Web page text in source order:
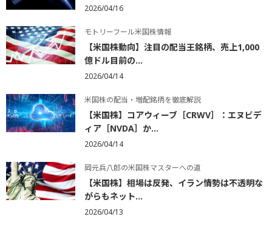
2026/04/16
モトリーフール米国株情報
【米国株動向】注目の配当王銘柄、売上1,000
億ドル目前の...
2026/04/14
米国株の配当・増配銘柄を徹底解説
【米国株】コアウィーブ［CRWV］：エヌビデ
ィア［NVDA］か...
2026/04/14
岡元兵八郎の米国株マスターへの道
【米国株】相場は反発、イラン情勢は不透明な
がらもネット...
2026/04/13